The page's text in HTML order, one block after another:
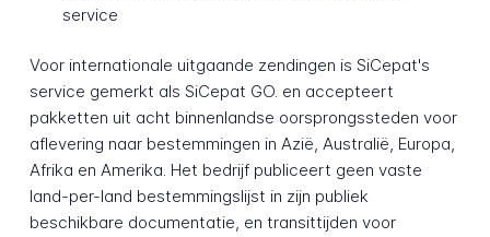
service
Voor internationale uitgaande zendingen is SiCepat's
service gemerkt als SiCepat GO. en accepteert
pakketten uit acht binnenlandse oorsprongssteden voor
aflevering naar bestemmingen in Azië, Australië, Europa,
Afrika en Amerika. Het bedrijf publiceert geen vaste
land-per-land bestemmingslijst in zijn publiek
beschikbare documentatie, en transittijden voor